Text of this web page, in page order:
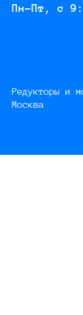
Пн-Пт, с
Редукторы и
Москва